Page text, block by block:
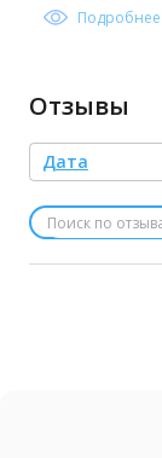
Подробнее
Отзывы
Дата